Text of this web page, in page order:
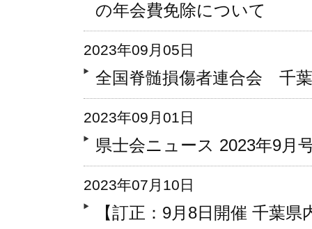
の年会費免除について
2023年09月05日
全国脊髄損傷者連合会 千
2023年09月01日
県士会ニュース 2023年9月
2023年07月10日
【訂正：9月8日開催 千葉